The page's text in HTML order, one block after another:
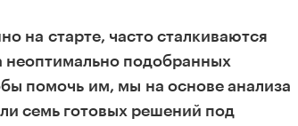
на старте, часто сталкиваются
подобранных
помочь им, мы на основе анализа
семь готовых решений под